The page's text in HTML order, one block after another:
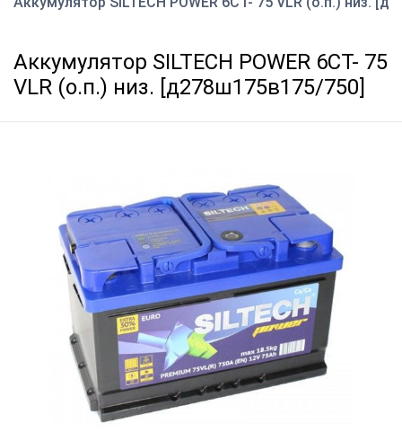
Аккумулятор SILTECH POWER 6СТ- 75
VLR (о.п.) низ. [д278ш175в175/750]